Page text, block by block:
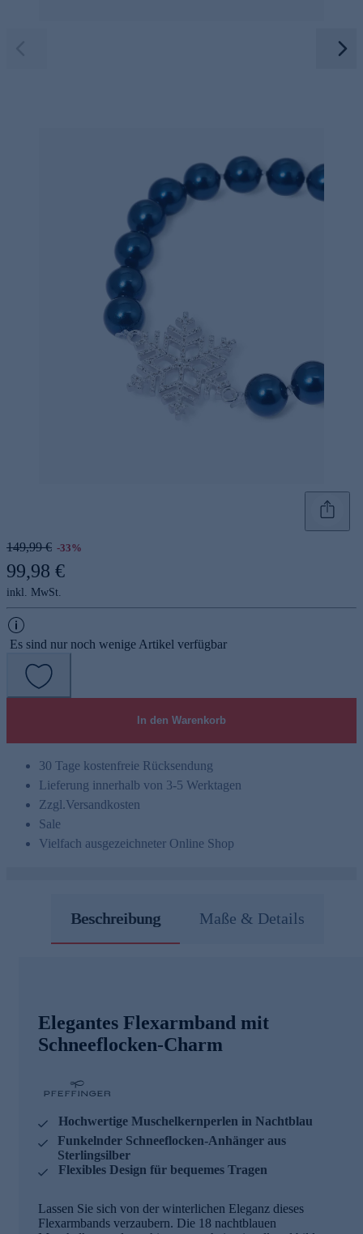
149,99 € -33%
99,98 €
inkl. MwSt.
Es sind nur noch wenige Artikel verfügbar
In den Warenkorb
30 Tage kostenfreie Rücksendung
Lieferung innerhalb von 3-5 Werktagen
Zzgl.Versandkosten
Sale
Vielfach ausgezeichneter Online Shop
Beschreibung Maße & Details
Elegantes Flexarmband mit
Schneeflocken-Charm
Hochwertige Muschelkernperlen in Nachtblau
Funkelnder Schneeflocken-Anhänger aus
Sterlingsilber
Flexibles Design für bequemes Tragen
Lassen Sie sich von der winterlichen Eleganz dieses
Flexarmbands verzaubern. Die 18 nachtblauen